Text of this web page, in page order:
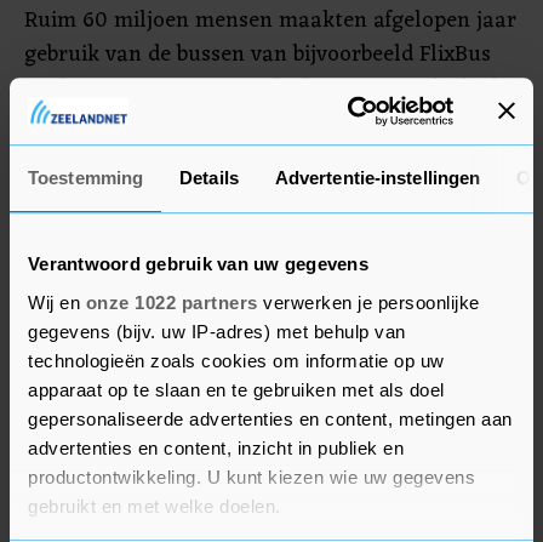
Toestemming Details Advertentie-instellingen
Verantwoord gebruik van uw gegevens
Wij en onze 1022 partners verwerken je persoonlijke
gegevens (bijv. uw IP-adres) met behulp van
technologieën zoals cookies om informatie op uw
apparaat op te slaan en te gebruiken met als doel
gepersonaliseerde advertenties en content, metingen aan
advertenties en content, inzicht in publiek en
productontwikkeling. U kunt kiezen wie uw gegevens
gebruikt en met welke doelen.
Ruim 60 miljoen mensen maakten afgelopen jaar
gebruik van de bussen van bijvoorbeeld FlixBus
en de treinen van treintak FlixTrain. Het bedrijf is
actief in veertig landen, waaronder de Verenigde
Staten. Daar opereert het onder de naam
Greyhound, bekend van de iconische, grijze
bussen.